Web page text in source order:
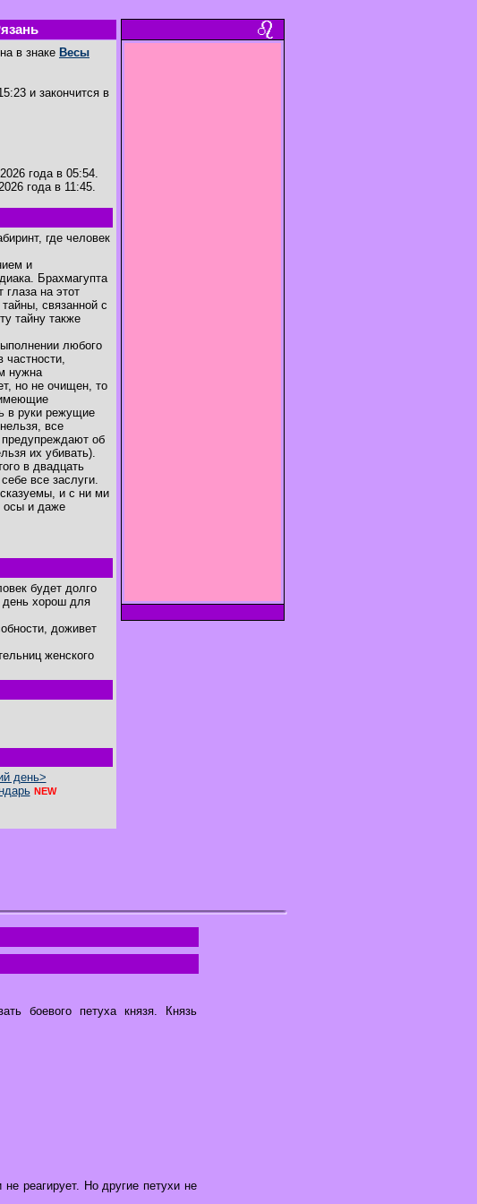
в знаке Весы
и закончится в
года в 05:54.
года в 11:45.
где человек
и
Брахмагупта
глаза на этот
связанной с
тайну также
любого
частности,
нужна
но не очищен, то
в руки режущие
все
об
их убивать).
в двадцать
все заслуги.
и с ни ми
осы и даже
будет долго
день хорош для
доживет
женского
день>
NEW
боевого петуха князя. Князь
реагирует. Но другие петухи не